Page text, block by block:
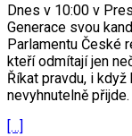
Dnes v 10:00 v
Generace svou
Parlamentu České
kteří odmítají jen
Říkat pravdu, i
nevyhnutelně přijde.
[…]